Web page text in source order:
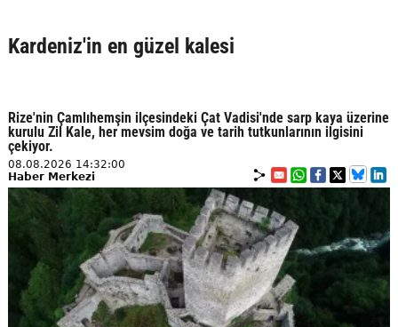
Kardeniz'in en güzel kalesi
Rize'nin Çamlıhemşin ilçesindeki Çat Vadisi'nde sarp kaya üzerine
kurulu Zil Kale, her mevsim doğa ve tarih tutkunlarının ilgisini
çekiyor.
08.08.2026 14:32:00
Haber Merkezi